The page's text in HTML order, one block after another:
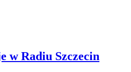
w Radiu Szczecin